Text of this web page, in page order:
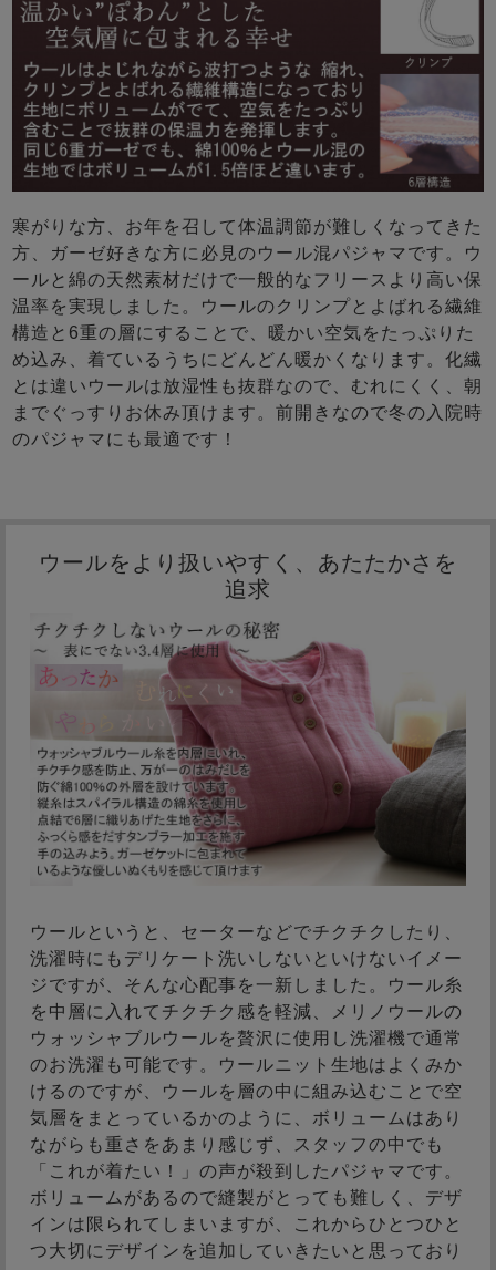
寒がりな方、お年を召して体温調節が難しくなってきた
方、ガーゼ好きな方に必見のウール混パジャマです。ウ
ールと綿の天然素材だけで一般的なフリースより高い保
温率を実現しました。ウールのクリンプとよばれる繊維
構造と6重の層にすることで、暖かい空気をたっぷりた
め込み、着ているうちにどんどん暖かくなります。化繊
とは違いウールは放湿性も抜群なので、むれにくく、朝
までぐっすりお休み頂けます。前開きなので冬の入院時
のパジャマにも最適です！
ウールをより扱いやすく、あたたかさを
追求
ウールというと、セーターなどでチクチクしたり、
洗濯時にもデリケート洗いしないといけないイメー
ジですが、そんな心配事を一新しました。ウール糸
を中層に入れてチクチク感を軽減、メリノウールの
ウォッシャブルウールを贅沢に使用し洗濯機で通常
のお洗濯も可能です。ウールニット生地はよくみか
けるのですが、ウールを層の中に組み込むことで空
気層をまとっているかのように、ボリュームはあり
ながらも重さをあまり感じず、スタッフの中でも
「これが着たい！」の声が殺到したパジャマです。
ボリュームがあるので縫製がとっても難しく、デザ
インは限られてしまいますが、これからひとつひと
つ大切にデザインを追加していきたいと思っており